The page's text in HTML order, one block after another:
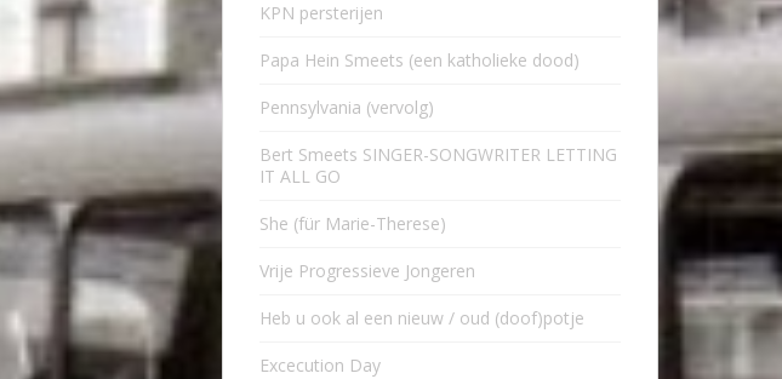
KPN persterijen
Papa Hein Smeets (een katholieke dood)
Pennsylvania (vervolg)
Bert Smeets SINGER-SONGWRITER LETTING
IT ALL GO
She (für Marie-Therese)
Vrije Progressieve Jongeren
Heb u ook al een nieuw / oud (doof)potje
Excecution Day